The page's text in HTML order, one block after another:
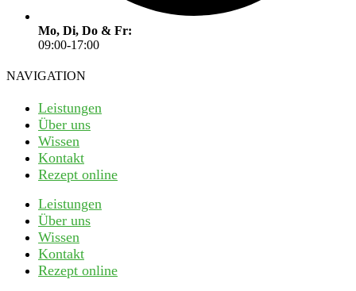
Mo, Di, Do & Fr:
09:00-17:00
NAVIGATION
Leistungen
Über uns
Wissen
Kontakt
Rezept online
Leistungen
Über uns
Wissen
Kontakt
Rezept online